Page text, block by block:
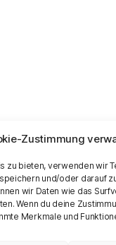
Zustimmung
zu bieten, verwenden wir
und/oder darauf
wir Daten wie das
Wenn du deine
Merkmale und